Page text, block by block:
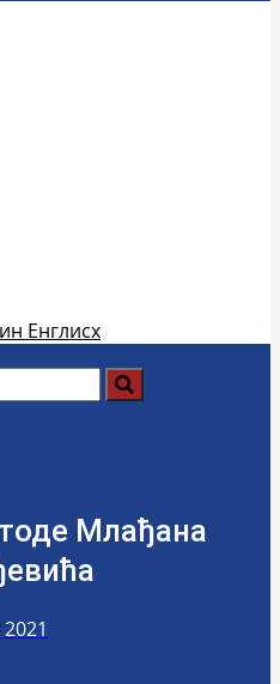
Енглисх
Млађана